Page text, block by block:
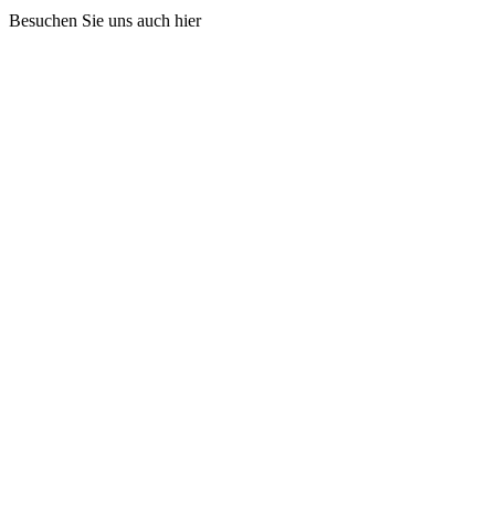
Besuchen Sie uns auch hier